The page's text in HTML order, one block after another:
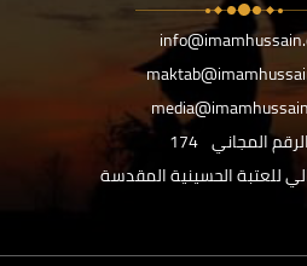
الرقم المجاني 174
للعتبة الحسينية المقدسة